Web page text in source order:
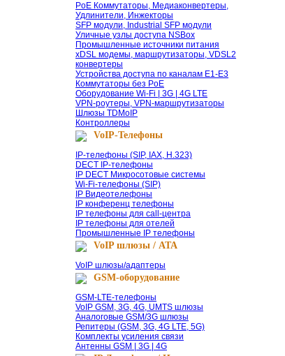
PoE Коммутаторы, Медиаконвертеры,
Удлинители, Инжекторы
SFP модули, Industrial SFP модули
Уличные узлы доступа NSBox
Промышленные источники питания
xDSL модемы, маршрутизаторы, VDSL2
конвертеры
Устройства доступа по каналам E1-E3
Коммутаторы без PoE
Оборудование Wi-Fi | 3G | 4G LTE
VPN-роутеры, VPN-маршрутизаторы
Шлюзы TDMoIP
Контроллеры
VoIP-Телефоны
IP-телефоны (SIP, IAX, H.323)
DECT IP-телефоны
IP DECT Микросотовые системы
Wi-Fi-телефоны (SIP)
IP Видеотелефоны
IP конференц телефоны
IP телефоны для call-центра
IP телефоны для отелей
Промышленные IP телефоны
VoIP шлюзы / ATA
VoIP шлюзы/адаптеры
GSM-оборудование
GSM-LTE-телефоны
VoIP GSM, 3G, 4G, UMTS шлюзы
Аналоговые GSM/3G шлюзы
Репитеры (GSM, 3G, 4G LTE, 5G)
Комплекты усиления связи
Антенны GSM | 3G | 4G